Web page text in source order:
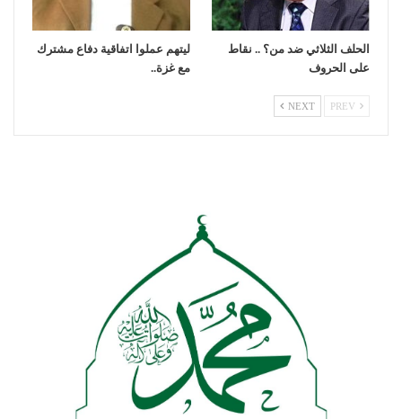
الحلف الثلاثي ضد من؟ .. نقاط
على الحروف
ليتهم عملوا اتفاقية دفاع مشترك
مع غزة..
NEXT